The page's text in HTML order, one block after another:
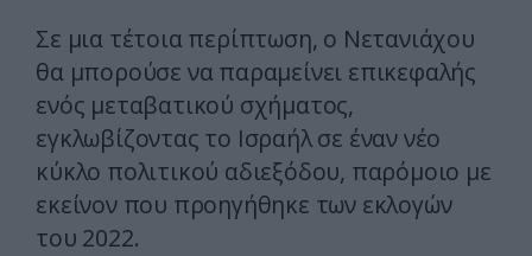
Σε μια τέτοια περίπτωση, ο Νετανιάχου
θα μπορούσε να παραμείνει επικεφαλής
ενός μεταβατικού σχήματος,
εγκλωβίζοντας το Ισραήλ σε έναν νέο
κύκλο πολιτικού αδιεξόδου, παρόμοιο με
εκείνον που προηγήθηκε των εκλογών
του 2022.